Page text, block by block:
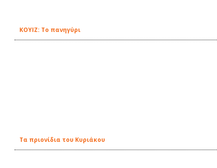
ΚΟΥΙΖ: Το πανηγύρι
Τα πριονίδια του Κυριάκου